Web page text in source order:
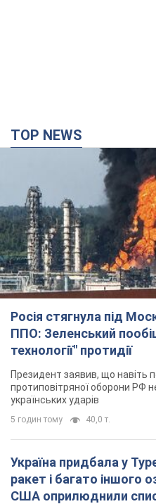
TOP NEWS
Росія стягнула під
ППО: Зеленський
технології" протидії
Президент заявив, що навіть
протиповітряної оборони РФ
українських ударів
5 годин тому 40,0 т.
Україна придбала у
ракет і багато іншого
США оприлюднили